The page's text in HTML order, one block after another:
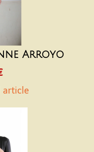
Arroyo
article